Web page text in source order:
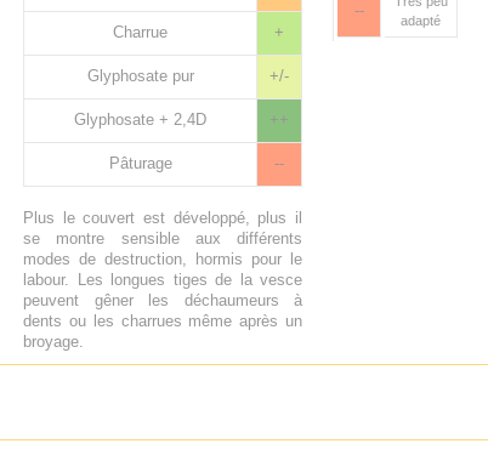
Charrue +
Glyphosate pur +/-
Glyphosate + 2,4D ++
Pâturage --
Plus le couvert est développé, plus il
se montre sensible aux différents
modes de destruction, hormis pour le
labour. Les longues tiges de la vesce
peuvent gêner les déchaumeurs à
dents ou les charrues même après un
broyage.
--
adapté